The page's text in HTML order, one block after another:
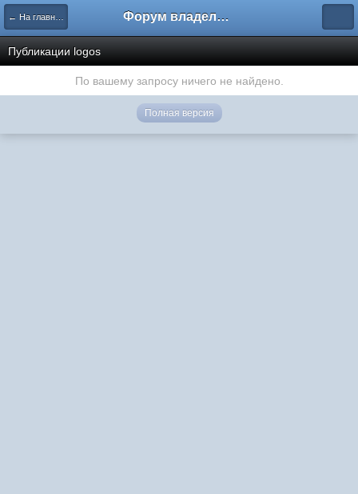
← На главную Форум владельцев интернет-магазинов
Публикации logos
По вашему запросу ничего не найдено.
Полная версия